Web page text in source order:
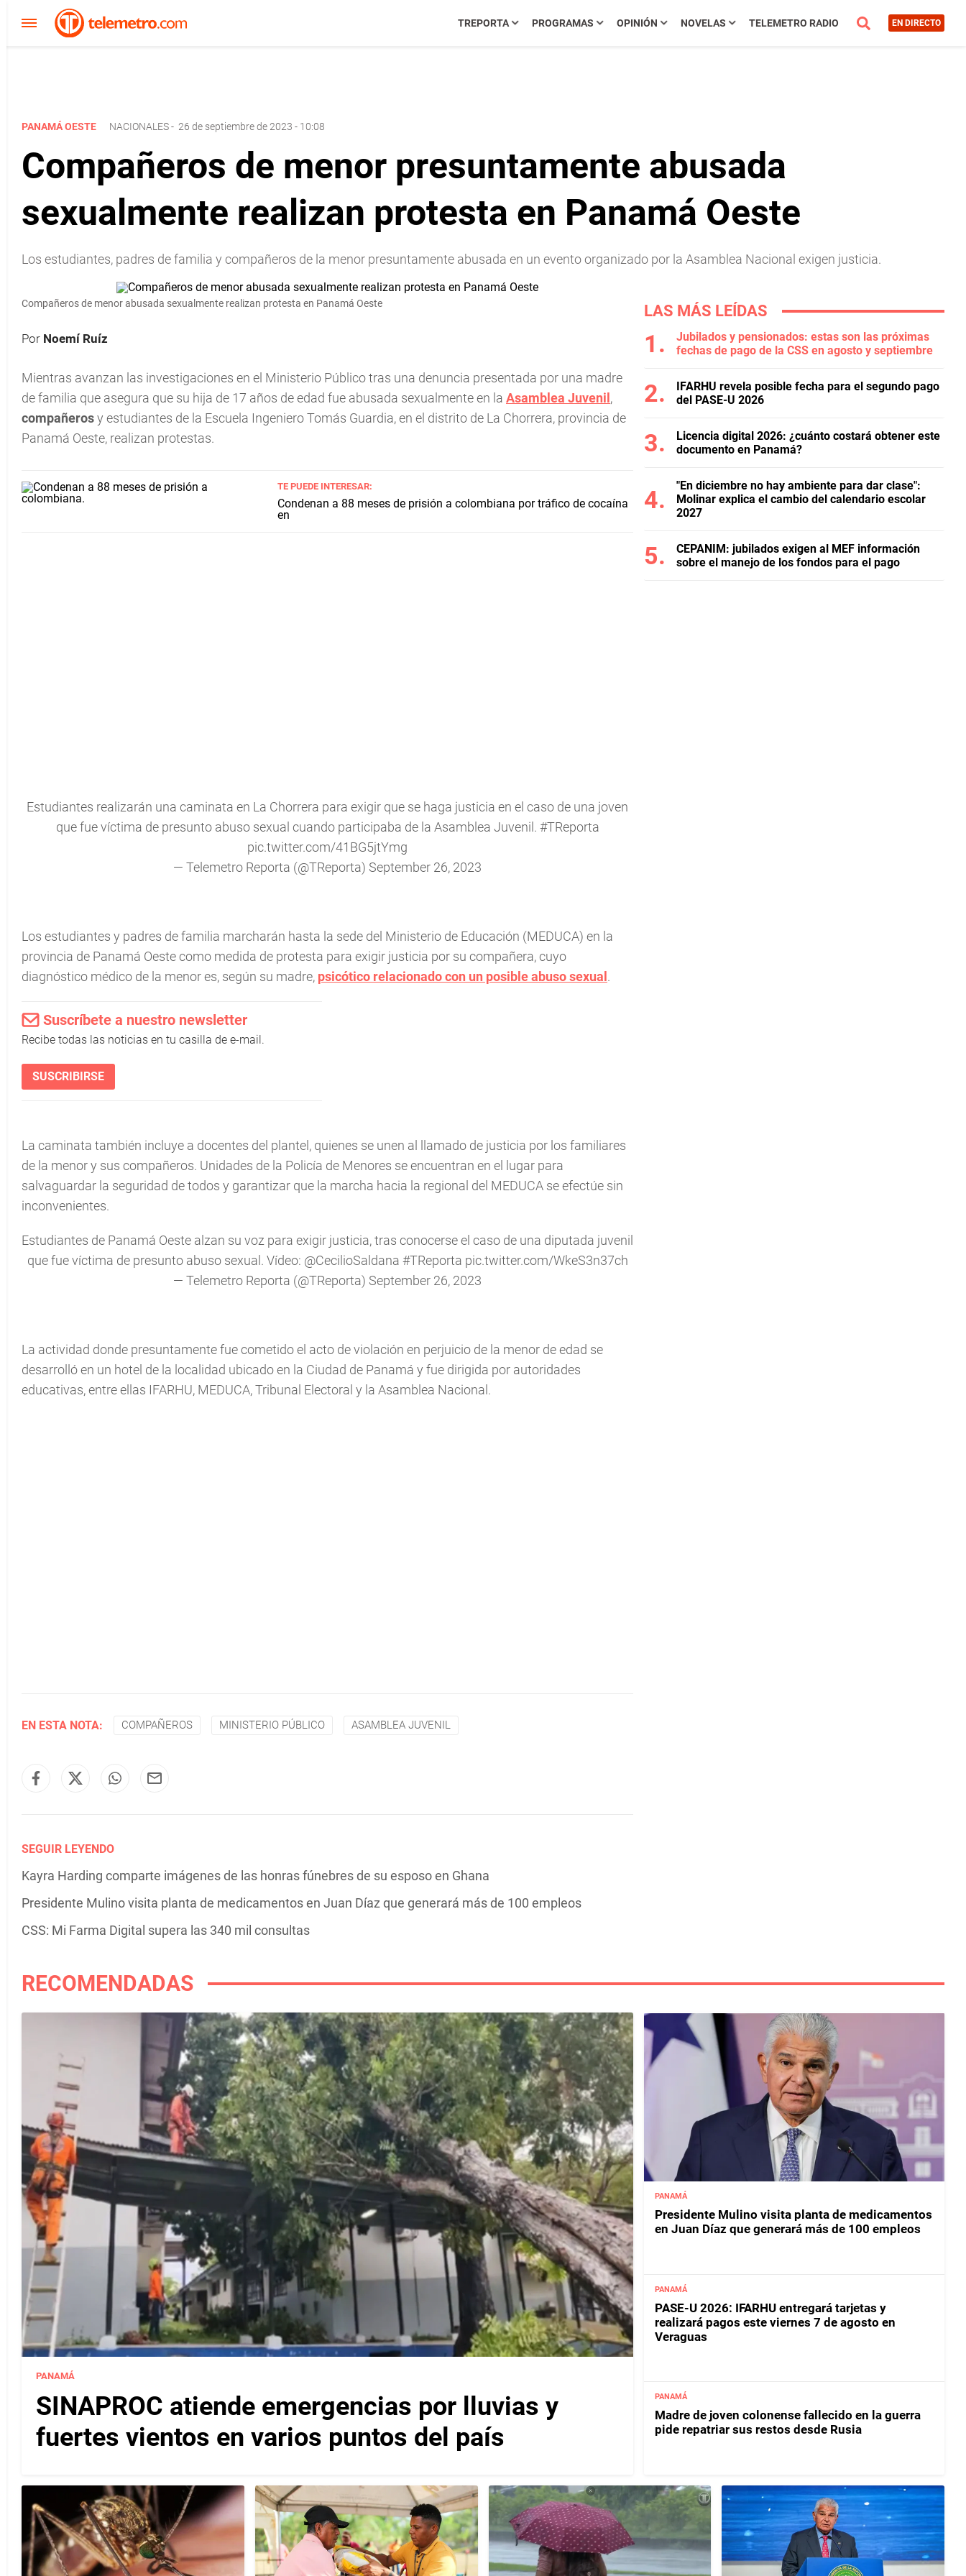
TREPORTA PROGRAMAS OPINIÓN NOVELAS TELEMETRO RADIO EN DIRECTO
PANAMÁ OESTE NACIONALES- 26 de septiembre de 2023 - 10:08
Compañeros de menor presuntamente abusada
sexualmente realizan protesta en Panamá Oeste
Los estudiantes, padres de familia y compañeros de la menor presuntamente abusada en un evento organizado por la Asamblea Nacional exigen justicia.
Compañeros de menor abusada sexualmente realizan protesta en Panamá Oeste
Por Noemí Ruíz
Mientras avanzan las investigaciones en el Ministerio Público tras una denuncia presentada por una madre
de familia que asegura que su hija de 17 años de edad fue abusada sexualmente en la Asamblea Juvenil ,
compañerosy estudiantes de la Escuela Ingeniero Tomás Guardia, en el distrito de La Chorrera, provincia de
Panamá Oeste, realizan protestas.
TE PUEDE INTERESAR:
Condenan a 88 meses de prisión a colombiana por tráfico de cocaína
en
Estudiantes realizarán una caminata en La Chorrera para exigir que se haga justicia en el caso de una joven
que fue víctima de presunto abuso sexual cuando participaba de la Asamblea Juvenil. #TReporta
pic.twitter.com/41BG5jtYmg
— Telemetro Reporta (@TReporta) September 26, 2023
Los estudiantes y padres de familia marcharán hasta la sede del Ministerio de Educación (MEDUCA) en la
provincia de Panamá Oeste como medida de protesta para exigir justicia por su compañera, cuyo
diagnóstico médico de la menor es, según su madre, psicótico relacionado con un posible abuso sexual .
Suscríbete a nuestro newsletter
Recibe todas las noticias en tu casilla de e-mail.
SUSCRIBIRSE
La caminata también incluye a docentes del plantel, quienes se unen al llamado de justicia por los familiares
de la menor y sus compañeros. Unidades de la Policía de Menores se encuentran en el lugar para
salvaguardar la seguridad de todos y garantizar que la marcha hacia la regional del MEDUCA se efectúe sin
inconvenientes.
Estudiantes de Panamá Oeste alzan su voz para exigir justicia, tras conocerse el caso de una diputada juvenil
que fue víctima de presunto abuso sexual. Vídeo: @CecilioSaldana #TReporta pic.twitter.com/WkeS3n37ch
— Telemetro Reporta (@TReporta) September 26, 2023
La actividad donde presuntamente fue cometido el acto de violación en perjuicio de la menor de edad se
desarrolló en un hotel de la localidad ubicado en la Ciudad de Panamá y fue dirigida por autoridades
educativas, entre ellas IFARHU, MEDUCA, Tribunal Electoral y la Asamblea Nacional.
EN ESTA NOTA: COMPAÑEROS MINISTERIO PÚBLICO ASAMBLEA JUVENIL
SEGUIR LEYENDO
Kayra Harding comparte imágenes de las honras fúnebres de su esposo en Ghana
Presidente Mulino visita planta de medicamentos en Juan Díaz que generará más de 100 empleos
CSS: Mi Farma Digital supera las 340 mil consultas
LAS MÁS LEÍDAS
Jubilados y pensionados: estas son las próximas
fechas de pago de la CSS en agosto y septiembre
IFARHU revela posible fecha para el segundo pago
del PASE-U 2026
Licencia digital 2026: ¿cuánto costará obtener este
documento en Panamá?
"En diciembre no hay ambiente para dar clase":
Molinar explica el cambio del calendario escolar
2027
CEPANIM: jubilados exigen al MEF información
sobre el manejo de los fondos para el pago
RECOMENDADAS
PANAMÁ
SINAPROC atiende emergencias por lluvias y
fuertes vientos en varios puntos del país
PANAMÁ
Presidente Mulino visita planta de medicamentos
en Juan Díaz que generará más de 100 empleos
PANAMÁ
PASE-U 2026: IFARHU entregará tarjetas y
realizará pagos este viernes 7 de agosto en
Veraguas
PANAMÁ
Madre de joven colonense fallecido en la guerra
pide repatriar sus restos desde Rusia